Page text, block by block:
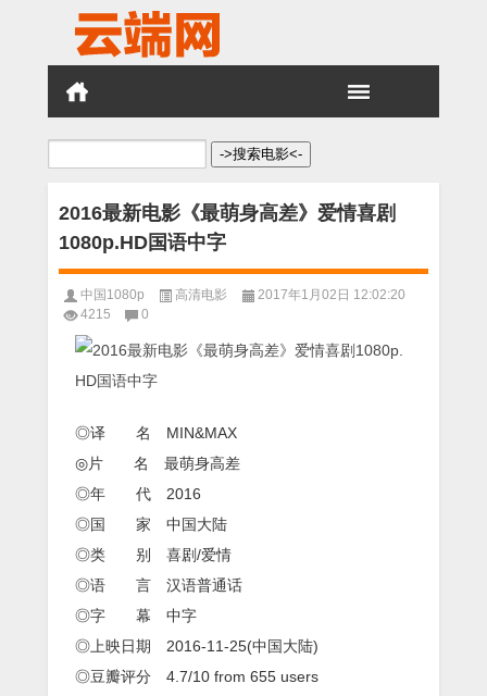
搜
2016最新电影《最萌身高差》爱情喜剧
1080p.HD国语中字
中国1080p 高清电影
2017年1月02日 12:02:20
4215
0
◎译 名 MIN&MAX
◎片 名 最萌身高差
◎年 代 2016
◎国 家 中国大陆
◎类 别 喜剧/爱情
◎语 言 汉语普通话
◎字 幕 中字
◎上映日期 2016-11-25(中国大陆)
◎豆瓣评分 4.7/10 from 655 users